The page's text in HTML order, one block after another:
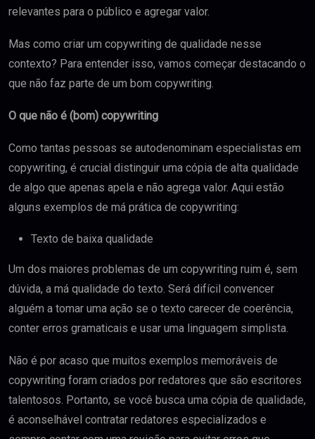
relevantes para o público e agregar valor.
Mas como criar um copywriting de qualidade nesse
contexto? Para entender isso, vamos começar destacando o
que não faz parte de um bom copywriting.
O que não é (bom) copywriting
Como tantas pessoas se autodenominam especialistas em
copywriting, é crucial distinguir uma cópia de alta qualidade
de algo que apenas apela e não agrega valor. Aqui estão
alguns exemplos de má prática de copywriting:
Texto de baixa qualidade
Um dos maiores problemas de um copywriting ruim é, sem
dúvida, a má qualidade do texto. Será difícil convencer
alguém a tomar uma ação se o texto carecer de coerência,
conter erros gramaticais e usar uma linguagem simplista.
Não é por acaso que muitos exemplos memoráveis ​​de
copywriting foram criados por redatores que são escritores
talentosos. Portanto, se você busca uma cópia de qualidade,
é aconselhável contratar redatores especializados e